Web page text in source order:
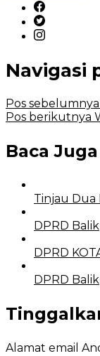
Navigasi
Pos sebelumnya
Pos berikutnya
Baca Juga
Tinjau Dua
DPRD
DPRD
DPRD
Alamat email